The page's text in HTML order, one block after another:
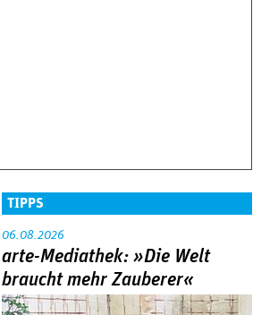
TIPPS
06.08.2026
arte-Mediathek: »Die Welt
braucht mehr Zauberer«